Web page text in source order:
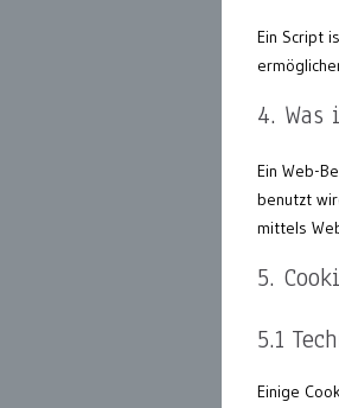
Ein Script
4. Was
Ein Web-
benutzt
mittels
5.
5.1
Einige